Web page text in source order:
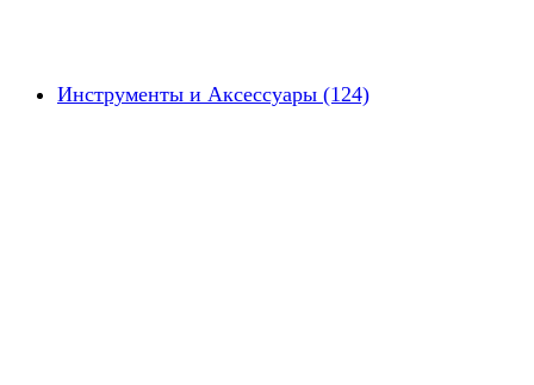
Инструменты и Аксессуары (124)